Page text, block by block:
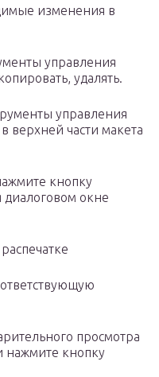
изменения в
управления
удалять.
управления
верхней части макета
кнопку
окне
просмотра
нажмите кнопку